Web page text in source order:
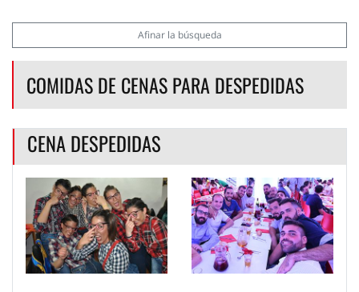
Afinar la búsqueda
COMIDAS DE CENAS PARA DESPEDIDAS
CENA DESPEDIDAS